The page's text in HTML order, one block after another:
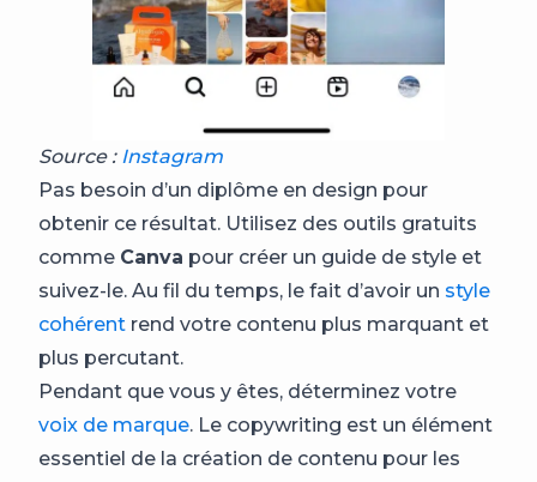
Source : Instagram
Pas besoin d’un diplôme en design pour
obtenir ce résultat. Utilisez des outils gratuits
comme Canva pour créer un guide de style et
suivez-le. Au fil du temps, le fait d’avoir un style
cohérent rend votre contenu plus marquant et
plus percutant.
Pendant que vous y êtes, déterminez votre
voix de marque. Le copywriting est un élément
essentiel de la création de contenu pour les